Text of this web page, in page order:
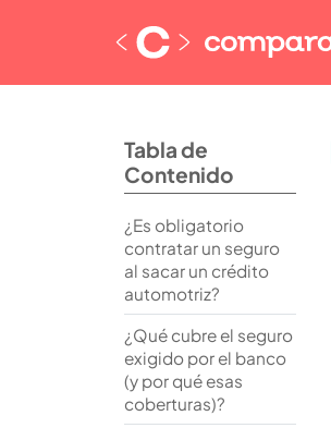
Tabla de
Contenido
¿Es obligatorio
contratar un seguro
al sacar un crédito
automotriz?
¿Qué cubre el seguro
exigido por el banco
(y por qué esas
coberturas)?